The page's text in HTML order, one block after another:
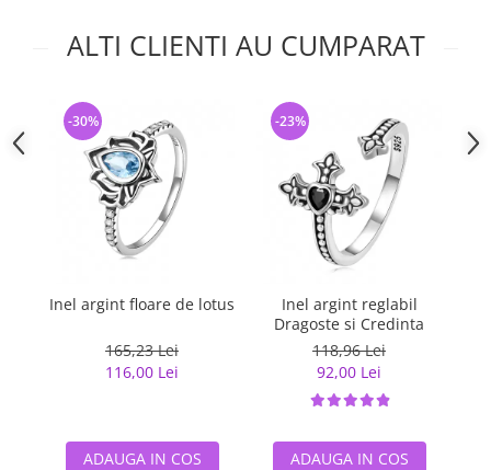
ALTI CLIENTI AU CUMPARAT
Inel argint floare de lotus
165,23 Lei
116,00 Lei
-30%
ADAUGA IN COS
Inel argint reglabil
Dragoste si Credinta
118,96 Lei
92,00 Lei
-23%
ADAUGA IN COS